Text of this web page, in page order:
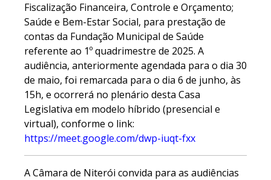
Fiscalização Financeira, Controle e Orçamento;
Saúde e Bem-Estar Social, para prestação de
contas da Fundação Municipal de Saúde
referente ao 1º quadrimestre de 2025. A
audiência, anteriormente agendada para o dia 30
de maio, foi remarcada para o dia 6 de junho, às
15h, e ocorrerá no plenário desta Casa
Legislativa em modelo híbrido (presencial e
virtual), conforme o link:
https://meet.google.com/dwp-iuqt-fxx
A Câmara de Niterói convida para as audiências